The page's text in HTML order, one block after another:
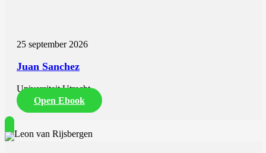
25 september 2026
Juan Sanchez
Universiteit Utrecht
Open Ebook